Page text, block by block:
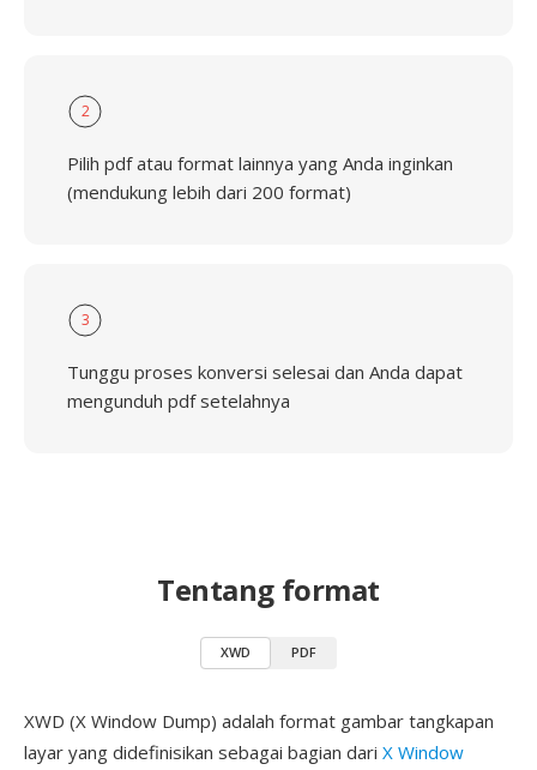
2
Pilih pdf atau format lainnya yang Anda inginkan
(mendukung lebih dari 200 format)
3
Tunggu proses konversi selesai dan Anda dapat
mengunduh pdf setelahnya
Tentang format
XWD PDF
XWD (X Window Dump) adalah format gambar tangkapan
layar yang didefinisikan sebagai bagian dari X Window